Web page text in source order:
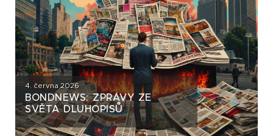
4. června 2026
BONDNEWS: ZPRÁVY ZE
SVĚTA DLUHOPISŮ